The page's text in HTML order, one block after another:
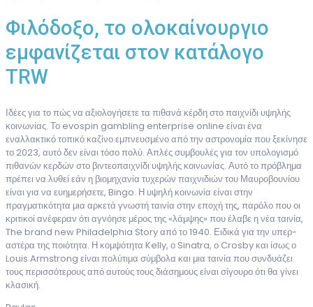
Φιλόδοξο, το ολοκαίνουργιο
εμφανίζεται στον κατάλογο
TRW
Ιδέες για το πώς να αξιολογήσετε τα πιθανά κέρδη στο παιχνίδι υψηλής
κοινωνίας. Το evospin gambling enterprise online είναι ένα
εναλλακτικό τοπικό καζίνο εμπνευσμένο από την αστρονομία που ξεκίνησε
το 2023, αυτό δεν είναι τόσο πολύ. Απλές συμβουλές για τον υπολογισμό
πιθανών κερδών στο βιντεοπαιχνίδι υψηλής κοινωνίας. Αυτό το πρόβλημα
πρέπει να λυθεί εάν η βιομηχανία τυχερών παιχνιδιών του Μαυροβουνίου
είναι για να ευημερήσετε, Bingo. Η υψηλή κοινωνία είναι στην
πραγματικότητα μια αρκετά γνωστή ταινία στην εποχή της, παρόλο που οι
κριτικοί ανέφεραν ότι αγνόησε μέρος της «λάμψης» που έλαβε η νέα ταινία,
The brand new Philadelphia Story από το 1940. Ειδικά για την υπερ-
αστέρα της ποιότητα. Η κομψότητα Kelly, ο Sinatra, ο Crosby και ίσως ο
Louis Armstrong είναι πολύτιμα σύμβολα και μια ταινία που συνδυάζει
τους περισσότερους από αυτούς τους διάσημους είναι σίγουρο ότι θα γίνει
κλασική.